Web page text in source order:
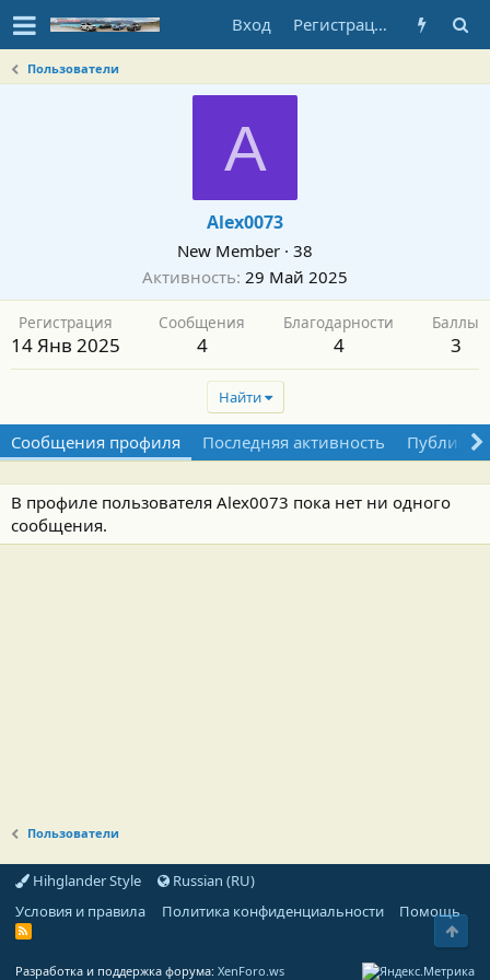
Вход Регистрация
Пользователи
A
Alex0073
New Member · 38
Активность 29 Май 2025
Регистрация
14 Янв 2025
Сообщения
4
Благодарности
4
Баллы
3
Найти
Сообщения профиля Последняя активность
В профиле пользователя Alex0073 пока нет ни одного
сообщения.
Пользователи
Hihglander Style
Russian (RU)
Условия и правила
Политика конфиденциальности Помощь
R
Разработка и поддержка форума: XenForo.ws